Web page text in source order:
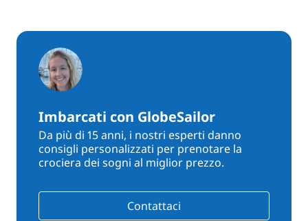
Imbarcati con GlobeSailor
Da più di 15 anni, i nostri esperti danno
consigli personalizzati per prenotare la
crociera dei sogni al miglior prezzo.
Contattaci